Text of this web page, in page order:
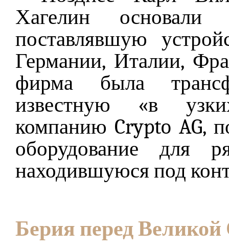
Хагелин
поставлявшую
Германии, Италии,
фирма была
известную «в
компанию Crypto AG,
оборудование для
находившуюся под
Берия перед